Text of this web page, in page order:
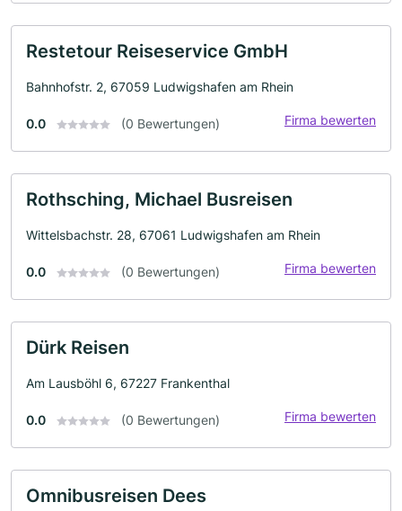
Restetour Reiseservice GmbH
Bahnhofstr. 2, 67059 Ludwigshafen am Rhein
0.0 (0 Bewertungen) Firma bewerten
Rothsching, Michael Busreisen
Wittelsbachstr. 28, 67061 Ludwigshafen am Rhein
0.0 (0 Bewertungen) Firma bewerten
Dürk Reisen
Am Lausböhl 6, 67227 Frankenthal
0.0 (0 Bewertungen) Firma bewerten
Omnibusreisen Dees